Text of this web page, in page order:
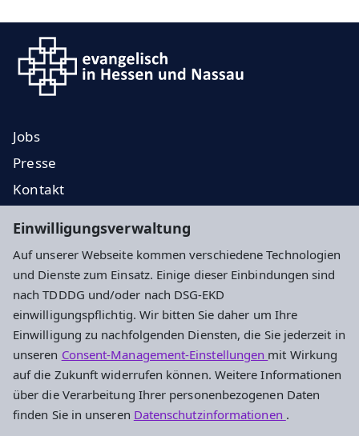
Einwilligungsverwaltung
Auf unserer Webseite kommen verschiedene Technologien
und Dienste zum Einsatz. Einige dieser Einbindungen sind
nach TDDDG und/oder nach DSG-EKD
einwilligungspflichtig. Wir bitten Sie daher um Ihre
Einwilligung zu nachfolgenden Diensten, die Sie jederzeit in
unseren Consent-Management-Einstellungen mit Wirkung
auf die Zukunft widerrufen können. Weitere Informationen
über die Verarbeitung Ihrer personenbezogenen Daten
finden Sie in unseren Datenschutzinformationen .
Jobs
Presse
Kontakt
Propstei
Impressum Datenschutz Cookie-Einstellungen
Evangelisches Dekanat Vogelsberg
Fulder Tor 28
36304 Alsfeld